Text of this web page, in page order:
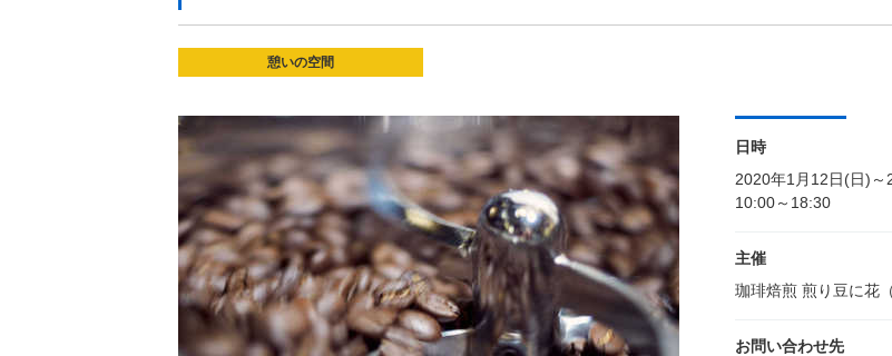
憩いの空間
日時
2020年1月12日(日)
10:00～18:30
主催
珈琲焙煎 煎り豆に花
お問い合わせ先